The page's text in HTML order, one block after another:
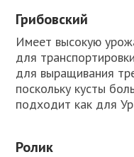
Грибовский
Имеет высокую
для
для выращивания
поскольку кусты
подходит как для
Ролик